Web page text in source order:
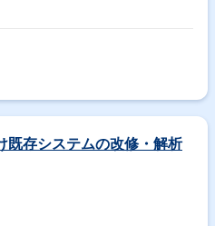
プグレード作業とVBAコード修正 ・
既存システムの改修・解析